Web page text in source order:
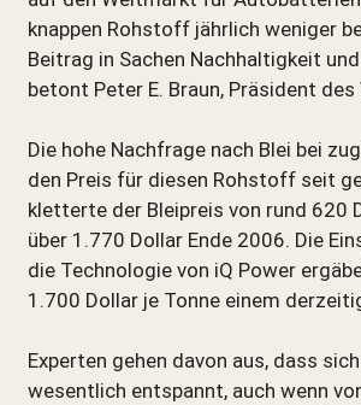
knappen Rohstoff jährlich weniger
Beitrag in Sachen Nachhaltigkeit
betont Peter E. Braun, Präsident
Die hohe Nachfrage nach Blei bei
den Preis für diesen Rohstoff seit
kletterte der Bleipreis von rund 620
über 1.770 Dollar Ende 2006. Die
die Technologie von iQ Power
1.700 Dollar je Tonne einem
Experten gehen davon aus, dass
wesentlich entspannt, auch wenn